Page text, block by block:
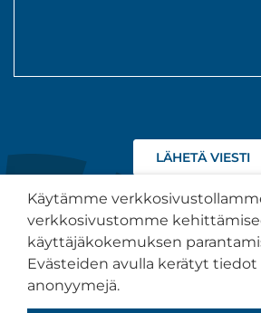
tietojeni
tietosuojaselosteen
kuvaamalla
tavalla.
Käytämme
verkkosivustomme
käyttäjäkokemuksen
Evästeiden avulla kerätyt tiedot
anonyymejä.